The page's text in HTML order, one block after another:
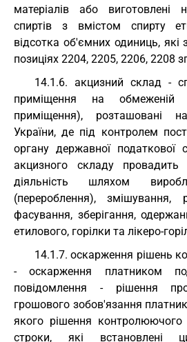
матеріалів або виготовлені
спиртів з вмістом спирту
відсотка об'ємних одиниць, які
позиціях 2204, 2205, 2206, 2208
14.1.6. акцизний склад -
приміщення на обмеженій
приміщення), розташовані
України, де під контролем
органу державної податкової
акцизного складу провадить
діяльність шляхом
(перероблення), змішування,
фасування, зберігання,
етилового, горілки та лікеро-
14.1.7. оскарження рішень
- оскарження платником
повідомлення - рішення
грошового зобов'язання
якого рішення
строки, які встановлені